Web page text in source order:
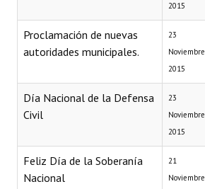
Informes de Unidad Coordinadora
Ejecución Presupuestaria
NORMATIVA
Declaraciones
2015
Proclamación de nuevas
autoridades municipales.
23
Noviembre
2015
Día Nacional de la Defensa
Civil
23
Noviembre
2015
Feliz Día de la Soberanía
Nacional
21
Noviembre